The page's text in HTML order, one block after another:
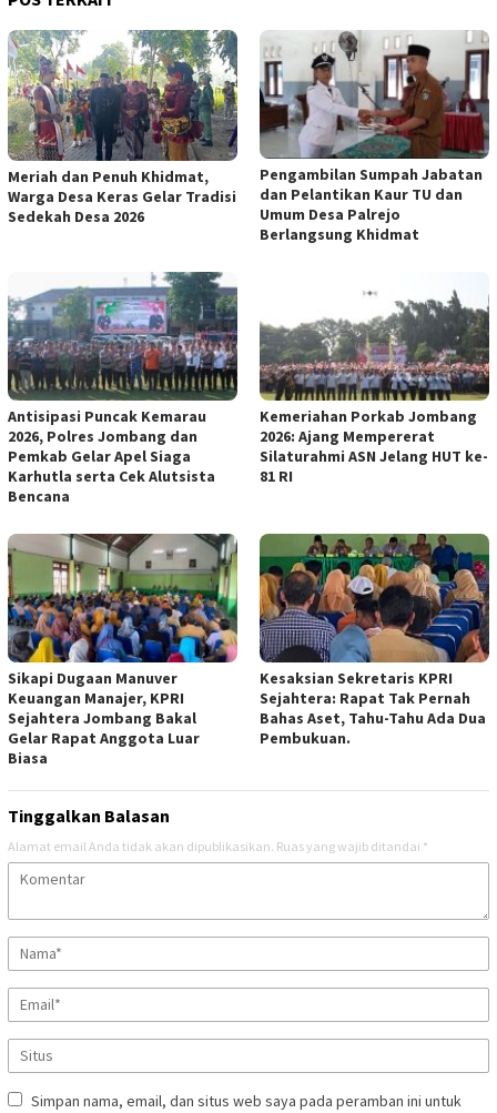
Meriah dan Penuh Khidmat,
Warga Desa Keras Gelar Tradisi
Sedekah Desa 2026
Pengambilan Sumpah Jabatan
dan Pelantikan Kaur TU dan
Umum Desa Palrejo
Berlangsung Khidmat
Antisipasi Puncak Kemarau
2026, Polres Jombang dan
Pemkab Gelar Apel Siaga
Karhutla serta Cek Alutsista
Bencana
Kemeriahan Porkab Jombang
2026: Ajang Mempererat
Silaturahmi ASN Jelang HUT ke-
81 RI
Sikapi Dugaan Manuver
Keuangan Manajer, KPRI
Sejahtera Jombang Bakal
Gelar Rapat Anggota Luar
Biasa
Kesaksian Sekretaris KPRI
Sejahtera: Rapat Tak Pernah
Bahas Aset, Tahu-Tahu Ada Dua
Pembukuan.
Tinggalkan Balasan
Alamat email Anda tidak akan dipublikasikan. Ruas yang wajib ditandai *
Simpan nama, email, dan situs web saya pada peramban ini untuk